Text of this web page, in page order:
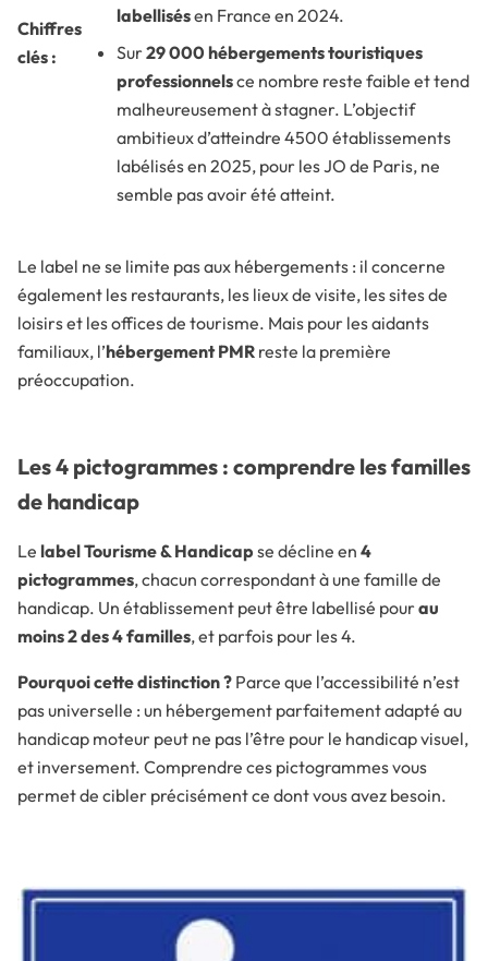
Chiffres
clés :
labellisésen France en 2024.
Sur29 000 hébergements touristiques
professionnelsce nombre reste faible et tend
malheureusement à stagner. L’objectif
ambitieux d’atteindre 4500 établissements
labélisés en 2025, pour les JO de Paris, ne
semble pas avoir été atteint.
Le label ne se limite pas aux hébergements : il concerne
également les restaurants, les lieux de visite, les sites de
loisirs et les offices de tourisme. Mais pour les aidants
familiaux, l’hébergement PMR reste la première
préoccupation.
Les 4 pictogrammes : comprendre les familles
de handicap
Le label Tourisme & Handicap se décline en 4
pictogrammes, chacun correspondant à une famille de
handicap. Un établissement peut être labellisé pourau
moins 2 des 4 familles, et parfois pour les 4.
Pourquoi cette distinction ? Parce que l’accessibilité n’est
pas universelle : un hébergement parfaitement adapté au
handicap moteur peut ne pas l’être pour le handicap visuel,
et inversement. Comprendre ces pictogrammes vous
permet de cibler précisément ce dont vous avez besoin.